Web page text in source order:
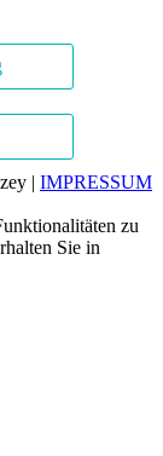
| IMPRESSUM
zu
Sie in